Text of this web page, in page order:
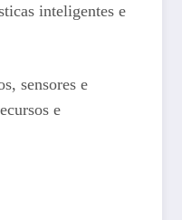
inteligentes e
sensores e
e